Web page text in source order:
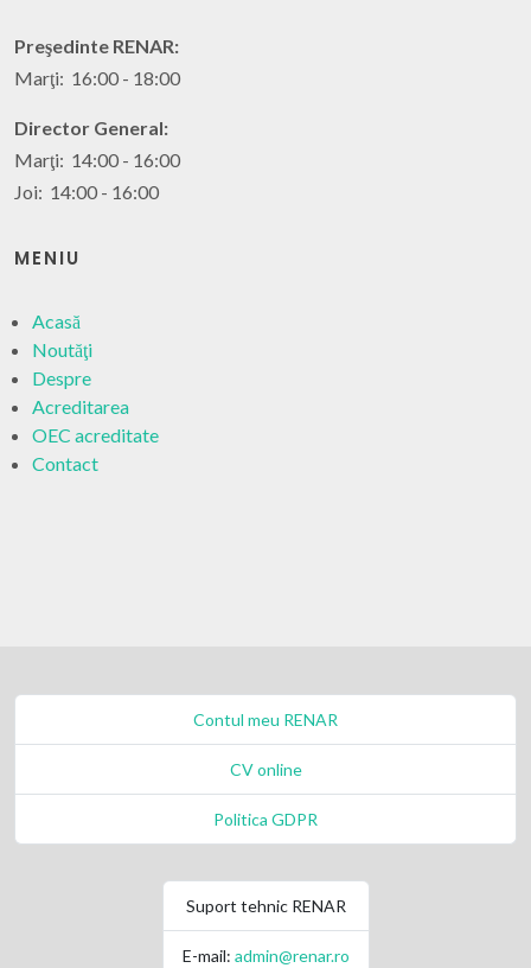
Preşedinte RENAR:
Marţi: 16:00 - 18:00
Director General:
Marţi: 14:00 - 16:00
Joi: 14:00 - 16:00
MENIU
Acasă
Noutăţi
Despre
Acreditarea
OEC acreditate
Contact
Contul meu RENAR
CV online
Politica GDPR
Suport tehnic RENAR
E-mail: admin@renar.ro